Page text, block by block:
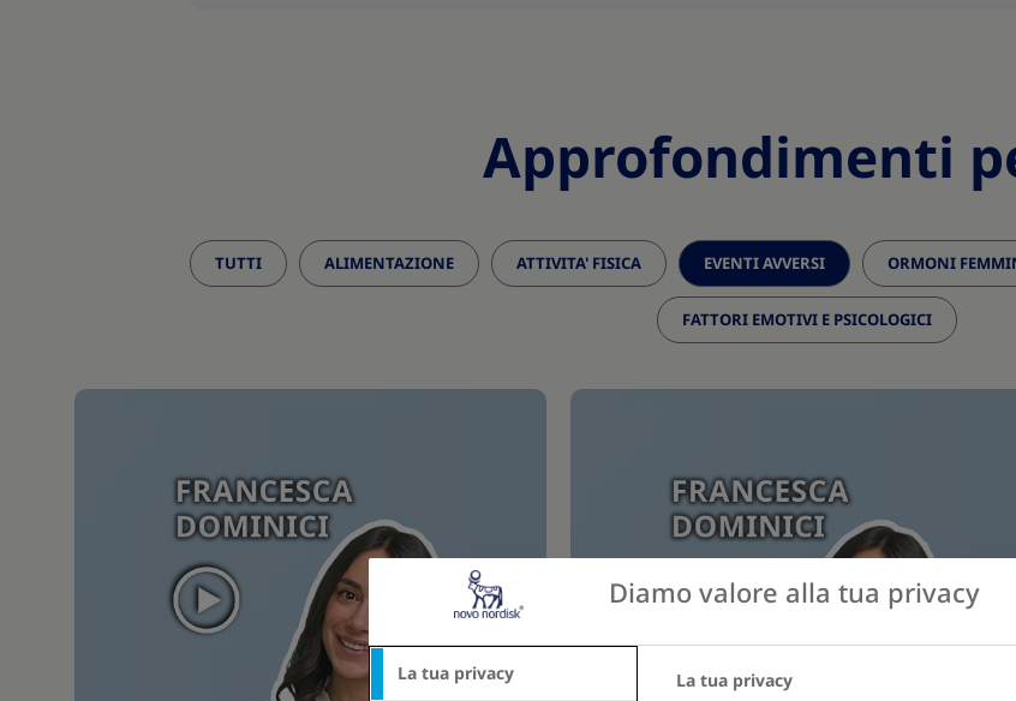
Approfondimenti
TUTTI ALIMENTAZIONE ATTIVITA' FISICA EVENTI AVVERSI ORMONI
FATTORI EMOTIVI E PSICOLOGICI
Diamo valore alla tua privacy
La tua privacy La tua privacy